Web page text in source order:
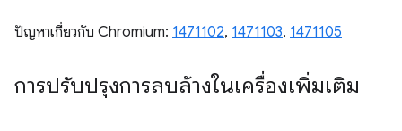
ปัญหาเกี่ยวกับ Chromium: 1471102, 1471103, 1471105
การปรับปรุงการลบล้างในเครื่องเพิ่มเติม